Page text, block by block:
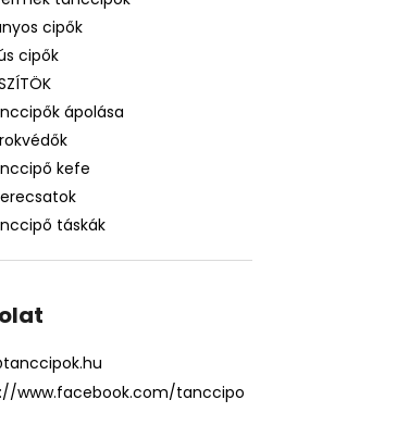
cipők
cipők
ápolása
kefe
táskák
tanccipok.hu
www.facebook.com/tanccipo